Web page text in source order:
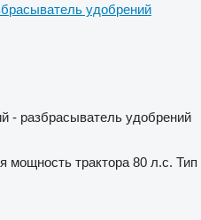
удобрений
- разбрасыватель удобрений
мощность трактора 80 л.с. Тип